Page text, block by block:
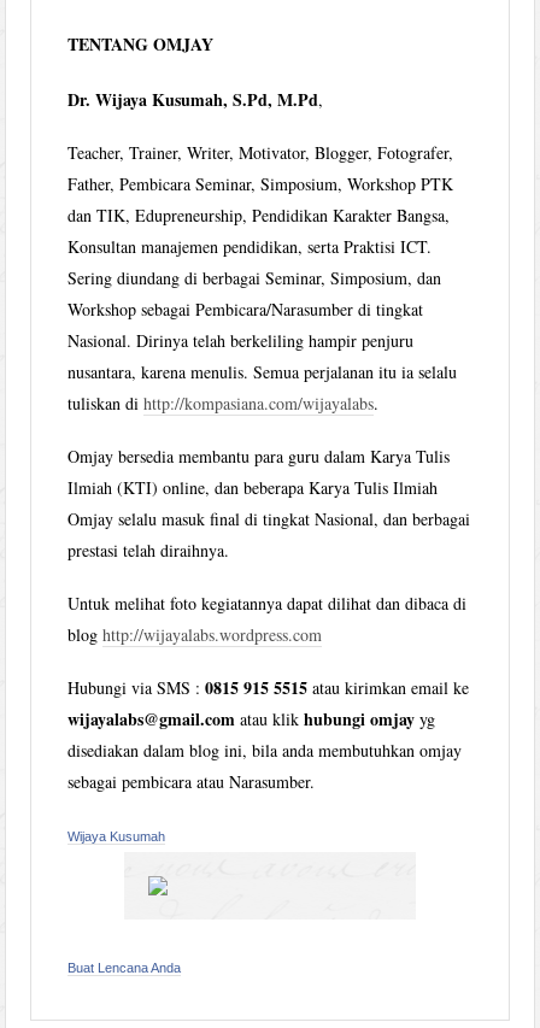
TENTANG OMJAY
Dr. Wijaya Kusumah, S.Pd, M.Pd,
Teacher, Trainer, Writer, Motivator, Blogger, Fotografer,
Father, Pembicara Seminar, Simposium, Workshop PTK
dan TIK, Edupreneurship, Pendidikan Karakter Bangsa,
Konsultan manajemen pendidikan, serta Praktisi ICT.
Sering diundang di berbagai Seminar, Simposium, dan
Workshop sebagai Pembicara/Narasumber di tingkat
Nasional. Dirinya telah berkeliling hampir penjuru
nusantara, karena menulis. Semua perjalanan itu ia selalu
tuliskan dihttp://kompasiana.com/wijayalabs.
Omjay bersedia membantu para guru dalam Karya Tulis
Ilmiah (KTI) online, dan beberapa Karya Tulis Ilmiah
Omjay selalu masuk final di tingkat Nasional, dan berbagai
prestasi telah diraihnya.
Untuk melihat foto kegiatannya dapat dilihat dan dibaca di
bloghttp://wijayalabs.wordpress.com
Hubungi via SMS :0815 915 5515 atau kirimkan email ke
wijayalabs@gmail.com atau klikhubungi omjay yg
disediakan dalam blog ini, bila anda membutuhkan omjay
sebagai pembicara atau Narasumber.
Wijaya Kusumah
Buat Lencana Anda